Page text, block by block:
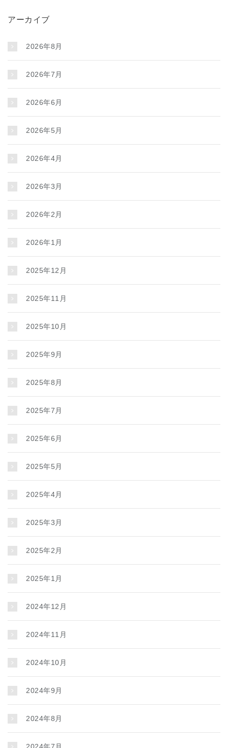
アーカイブ
2026年8月
2026年7月
2026年6月
2026年5月
2026年4月
2026年3月
2026年2月
2026年1月
2025年12月
2025年11月
2025年10月
2025年9月
2025年8月
2025年7月
2025年6月
2025年5月
2025年4月
2025年3月
2025年2月
2025年1月
2024年12月
2024年11月
2024年10月
2024年9月
2024年8月